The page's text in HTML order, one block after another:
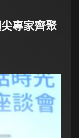
專家齊聚